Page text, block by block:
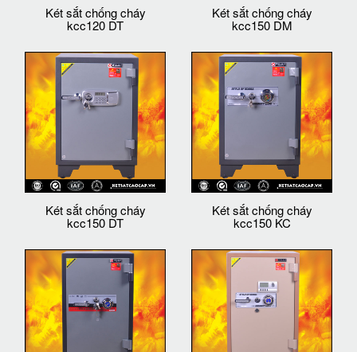
Két sắt chống cháy
kcc120 DT
Két sắt chống cháy
kcc150 DM
Két sắt chống cháy
kcc150 DT
Két sắt chống cháy
kcc150 KC